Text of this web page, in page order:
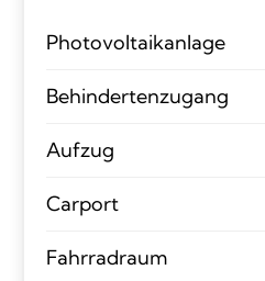
Photovoltaikanlage
Behindertenzugang
Aufzug
Carport
Fahrradraum